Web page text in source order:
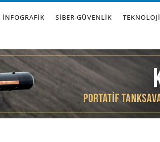
İNFOGRAFIK SIBER GÜVENLIK TEKNOLOJI